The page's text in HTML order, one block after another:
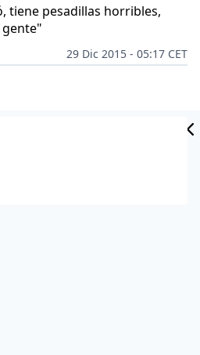
tiene pesadillas horribles,
29 Dic 2015 - 05:17 CET
y se ha convertido en la